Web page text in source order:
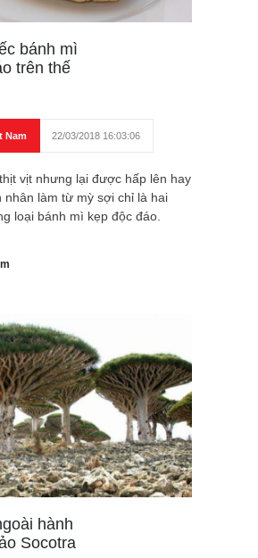
bánh mì
trên thế
Nam 22/03/2018 16:03:06
vịt nhưng lại được hấp lên hay
nhân làm từ mỳ sợi chỉ là hai
loại bánh mì kẹp độc đáo.
hành
Socotra